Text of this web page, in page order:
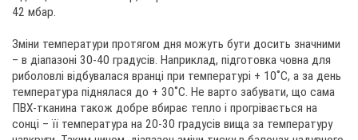
42 мбар.
Зміни температури протягом дня можуть бути досить значними
– в діапазоні 30-40 градусів. Наприклад, підготовка човна для
риболовлі відбувалася вранці при температурі + 10˚C, а за день
температура піднялася до + 30˚C. Не варто забувати, що сама
ПВХ-тканина також добре вбирає тепло і прогрівається на
сонці – її температура на 20-30 градусів вища за температуру